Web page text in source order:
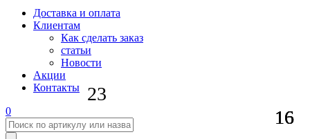
Доставка и оплата
Клиентам
Как сделать заказ
статьи
Новости
Акции
Контакты
0
23
16
16
16